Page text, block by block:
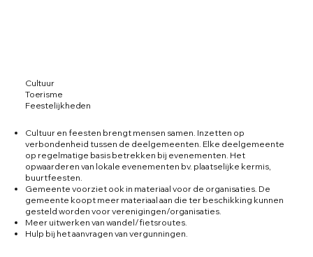
Cultuur
Toerisme
Feestelijkheden
Cultuur en feesten brengt mensen samen. Inzetten op
verbondenheid tussen de deelgemeenten. Elke deelgemeente
op regelmatige basis betrekken bij evenementen. Het
opwaarderen van lokale evenementen bv. plaatselijke kermis,
buurtfeesten.
Gemeente voorziet ook in materiaal voor de organisaties. De
gemeente koopt meer materiaal aan die ter beschikking kunnen
gesteld worden voor verenigingen/organisaties.
Meer uitwerken van wandel/fietsroutes.
Hulp bij het aanvragen van vergunningen.